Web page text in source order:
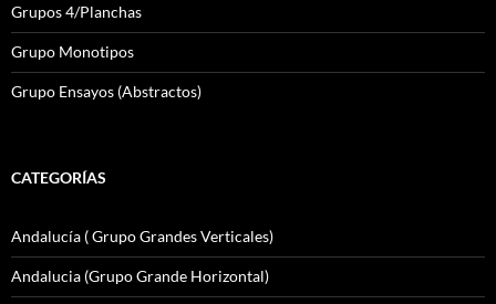
Grupos 4/Planchas
Grupo Monotipos
Grupo Ensayos (Abstractos)
CATEGORÍAS
Andalucía ( Grupo Grandes Verticales)
Andalucia (Grupo Grande Horizontal)